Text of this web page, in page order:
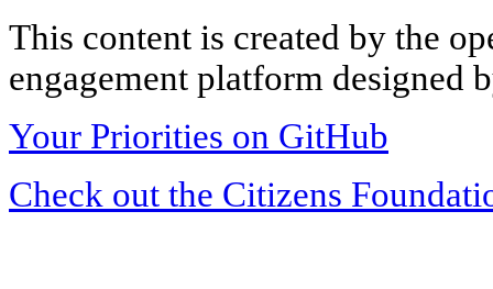
This content is created by the
engagement platform designed
Your Priorities on GitHub
Check out the Citizens